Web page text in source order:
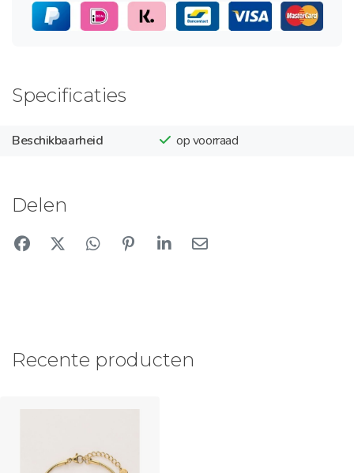
Specificaties
Beschikbaarheid op voorraad
Delen
Recente producten